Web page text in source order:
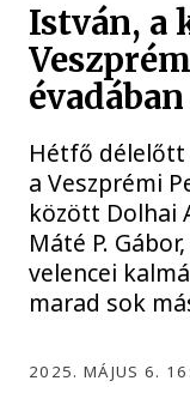
István, a
évadában
Hétfő délelőtt
a Veszprémi
között Dolhai
Máté P.
velencei
marad sok
2025. MÁJUS 6.